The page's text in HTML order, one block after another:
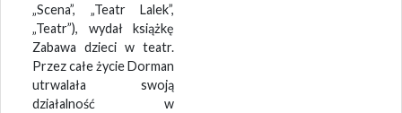
„Scena”, „Teatr Lalek”,
„Teatr”), wydał książkę
Zabawa dzieci w teatr.
Przez całe życie Dorman
utrwalała swoją
działalność w